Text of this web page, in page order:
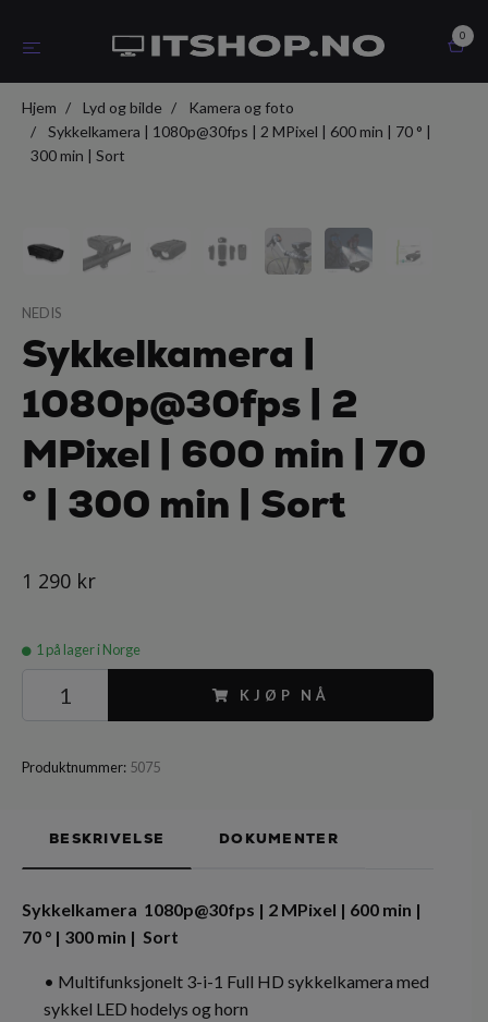
0
Hjem Lyd og bilde
Kamera og foto
Sykkelkamera | 1080p@30fps | 2 MPixel | 600 min | 70 ° |
300 min | Sort
NEDIS
Sykkelkamera |
1080p@30fps | 2
MPixel | 600 min | 70
° | 300 min | Sort
1 290 kr
1på lager i Norge
KJØP NÅ
Produktnummer: 5075
BESKRIVELSE DOKUMENTER
Sykkelkamera 1080p@30fps | 2 MPixel | 600 min |
70 ° | 300 min | Sort
• Multifunksjonelt 3-i-1 Full HD sykkelkamera med
sykkel LED hodelys og horn